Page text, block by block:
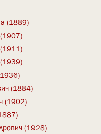
(1889)
(1884)
(1902)
(1928)